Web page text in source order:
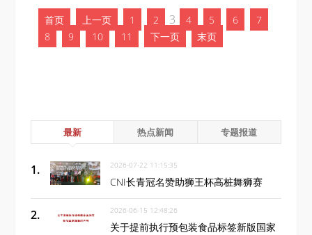
首页 上一页 1 2 3 4 5 6
7
8
9 10 11 下一页 末页
最新 热点新闻 专题报道
2026-07-22 11:15:35
CNI长青冠名赞助狮王杯高桩舞狮赛
2026-06-15 12:48:26
关于提前执行预包装食品标签新版国家